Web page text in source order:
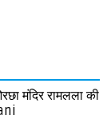
मंदिर रामलला की